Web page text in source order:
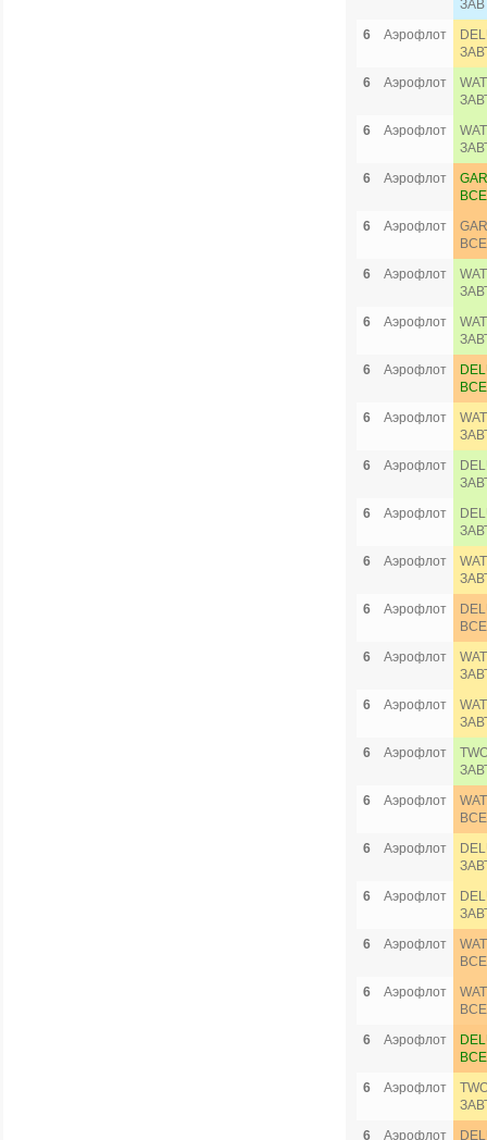
6
Аэрофлот
6
Аэрофлот
6
Аэрофлот
6
Аэрофлот
6
Аэрофлот
6
Аэрофлот
6
Аэрофлот
6
Аэрофлот
6
Аэрофлот
6
Аэрофлот
6
Аэрофлот
6
Аэрофлот
6
Аэрофлот
6
Аэрофлот
6
Аэрофлот
6
Аэрофлот
6
Аэрофлот
6
Аэрофлот
6
Аэрофлот
6
Аэрофлот
6
Аэрофлот
6
Аэрофлот
6
Аэрофлот
6
Аэрофлот